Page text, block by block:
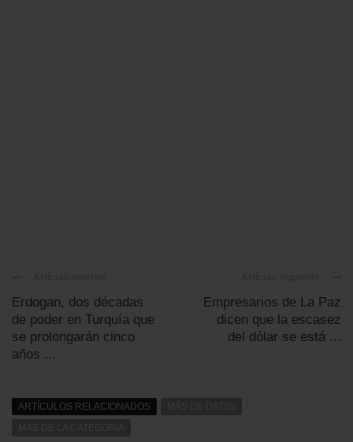
Erdogan, dos décadas
de poder en Turquía que
se prolongarán cinco
años ...
Empresarios de La Paz
dicen que la escasez
del dólar se está ...
ARTÍCULOS RELACIONADOS